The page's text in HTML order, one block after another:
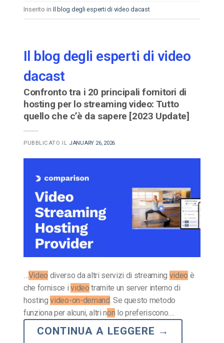
Inserito in Il blog degli esperti di video dacast
Il blog degli esperti di video
dacast
Confronto tra i 20 principali fornitori di
hosting per lo streaming video: Tutto
quello che c’è da sapere [2023 Update]
PUBBLICATO IL JANUARY 26, 2026
…Video diverso da altri servizi di streaming video è
che fornisce ivideo tramite un server interno di
hostingvideo-on-demand. Se questo metodo
funziona per alcuni, altri non lo preferiscono….
CONTINUA A LEGGERE →